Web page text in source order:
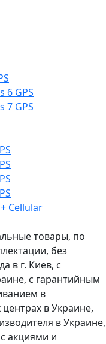
6 GPS
7 GPS
Cellular
товары, по
без
в г. Киев, с
с гарантийным
в
в Украине,
в Украине,
акциями и